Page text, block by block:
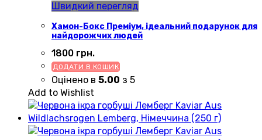
Швидкий перегляд
Хамон-Бокс Преміум, ідеальний подарунок для
найдорожчих людей
1800 грн.
ДОДАТИ В КОШИК
Оцінено в 5.00 з 5
Add to Wishlist